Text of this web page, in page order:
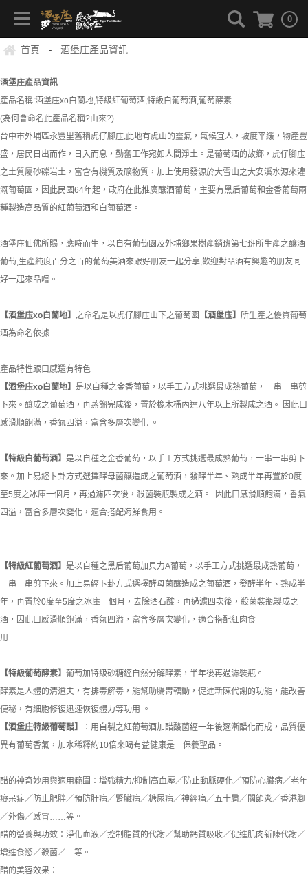
0
首頁 - 酒堡庄產品資訊
酒堡庄產品資訊
產品名稱:酒堡庒xo白蘭地,特級紅葡萄酒,特級白葡萄酒,葡萄酵素
(為何會命名此產品名稱?由來?)
台中市外埔區永豐里舊稱虎仔腳庒,此地有虎山的靈氣，氣候宜人，坡度平緩，物產豐
盛，居民日出而作，日入而息，勤奮工作宛如人間淨土。是葡萄酒的故鄉，虎仔腳庒
之土質屬砂礫岩土，富含有機質及礦物質，加上使用發源於大雪山之大安溪水源來灌
溉葡萄園，因此民國64年起，政府在此推廣釀酒葡萄，主要有黑后葡萄和金香葡萄兩
種製造高品質的紅葡萄酒和白葡萄酒。
酒堡庒仙佛所賜，應時而生，以自有葡萄園及外埔鄉果樹產銷班第七班所生產之釀酒
葡萄,生產純度百分之百的葡萄美酒來跟好朋友一起分享,歡迎對品酒有興趣的朋友同
好一起來品嚐。
【酒堡庒xo 白蘭地】 之命名是以虎仔腳庒山下之葡萄園 【酒堡庒】 所生產之優質葡萄
酒為命名依據
產品特性跟口感還有特色
【酒堡庒xo 白蘭地】 是以自種之金香葡萄，以手工方式挑選最成熟葡萄，一串一串剪
下來。釀成之葡萄酒，再蒸餾完成後，置於橡木桶內達八年以上所製成之酒。 因此口
感滑順飽滿，香氣四溢，富含多層次變化 。
【特級白葡萄酒】 是以自種之金香葡萄，以手工方式挑選最成熟葡萄，一串一串剪下
來。加上易經卜卦方式選擇酵母菌釀造成之葡萄酒，發酵半年、熟成半年再置於0度
至5度之冰庫一個月，再過濾四次後，殺菌裝瓶製成之酒。 因此口感滑順飽滿，香氣
四溢，富含多層次變化，適合搭配海鮮食用。
【特級紅葡萄酒】 是以自種之黑后葡萄加貝力A葡萄，以手工方式挑選最成熟葡萄，
一串一串剪下來。加上易經卜卦方式選擇酵母菌釀造成之葡萄酒，發酵半年、熟成半
年，再置於0度至5度之冰庫一個月，去除酒石酸，再過濾四次後，殺菌裝瓶製成之
酒，因此口感滑順飽滿，香氣四溢，富含多層次變化，適合搭配紅肉食
用
【特級葡萄酵素】 葡萄加特級砂糖經自然分解酵素，半年後再過濾裝瓶。
酵素是人體的清道夫，有排毒解毒，能幫助腸胃輭動，促進新陳代謝的功能，能改善
便秘，有細胞修復迅速恢復體力等功用 。
【酒堡庄特級葡萄醋】
：用自製之紅葡萄酒加醋酸菌經一年後逐漸醋化而成，品質優
異有葡萄香氣，加水稀釋約10倍來喝有益健康是一保養聖品。
醋的神奇妙用與適用範圍：增強精力/抑制高血壓／防止動脈硬化／預防心臟病／老年
癡呆症／防止肥胖／預防肝病／腎臟病／糖尿病／神經痛／五十肩／關節炎／香港腳
／外傷／感冒……等。
醋的營養與功效：淨化血液／控制脂質的代謝／幫助鈣質吸收／促進肌肉新陳代謝／
增進食慾／殺菌／…等。
醋的美容效果：